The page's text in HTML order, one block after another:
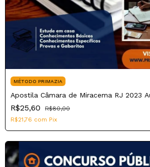
MÉTODO PRIMAZIA
Apostila Câmara de Miracema RJ 2023
R$25,60
R$80,00
R$21,76 com Pix